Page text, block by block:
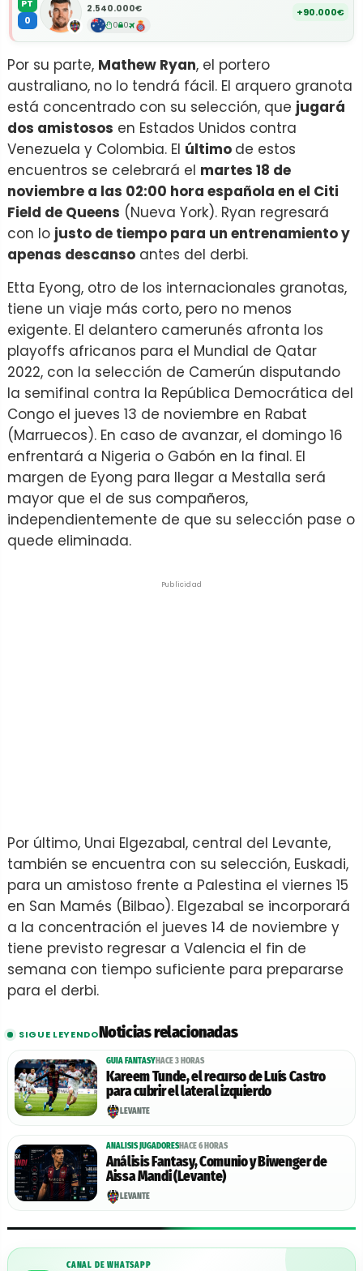
PT
0
2.540.000€
0 0
+90.000€
Por su parte, Mathew Ryan, el portero
australiano, no lo tendrá fácil. El arquero granota
está concentrado con su selección, que jugará
dos amistosos en Estados Unidos contra
Venezuela y Colombia. El último de estos
encuentros se celebrará el martes 18 de
noviembre a las 02:00 hora española en el Citi
Field de Queens (Nueva York). Ryan regresará
con lo justo de tiempo para un entrenamiento y
apenas descanso antes del derbi.
Etta Eyong, otro de los internacionales granotas,
tiene un viaje más corto, pero no menos
exigente. El delantero camerunés afronta los
playoffs africanos para el Mundial de Qatar
2022, con la selección de Camerún disputando
la semifinal contra la República Democrática del
Congo el jueves 13 de noviembre en Rabat
(Marruecos). En caso de avanzar, el domingo 16
enfrentará a Nigeria o Gabón en la final. El
margen de Eyong para llegar a Mestalla será
mayor que el de sus compañeros,
independientemente de que su selección pase o
quede eliminada.
Publicidad
Por último, Unai Elgezabal, central del Levante,
también se encuentra con su selección, Euskadi,
para un amistoso frente a Palestina el viernes 15
en San Mamés (Bilbao). Elgezabal se incorporará
a la concentración el jueves 14 de noviembre y
tiene previsto regresar a Valencia el fin de
semana con tiempo suficiente para prepararse
para el derbi.
SIGUE LEYENDONoticias relacionadas
GUIA FANTASYHACE 3 HORAS
Kareem Tunde, el recurso de Luís Castro
para cubrir el lateral izquierdo
LEVANTE
ANALISIS JUGADORESHACE 6 HORAS
Análisis Fantasy, Comunio y Biwenger de
Aissa Mandi (Levante)
LEVANTE
CANAL DE WHATSAPP